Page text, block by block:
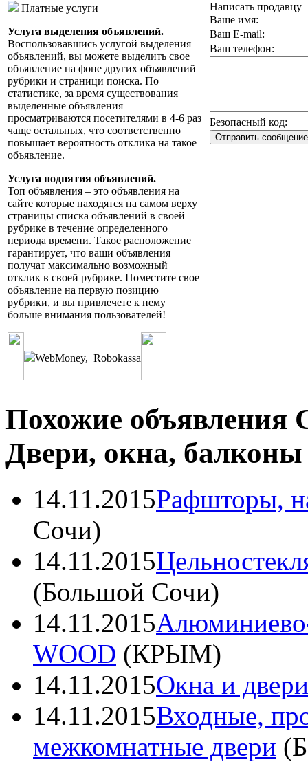
Платные услуги
Услуга выделения объявлений.
Воспользовавшись услугой выделения
объявлений, вы можете выделить свое
объявление на фоне других объявлений
рубрики и страници поиска. По
статистике, за время существования
выделенные объявления
просматриваются посетителями в 4-6 раз
чаще остальных, что соответственно
повышает вероятность отклика на такое
объявление.
Услуга поднятия объявлений.
Топ объявления – это объявления на
сайте которые находятся на самом верху
страницы списка объявлений в своей
рубрике в течение определенного
периода времени. Такое расположение
гарантирует, что ваши объявления
получат максимально возможный
отклик в своей рубрике. Поместите свое
объявление на первую позицию
рубрики, и вы привлечете к нему
больше внимания пользователей!
WebMoney, Robokassa
Написать продавцу
Ваше имя:
Ваш E-mail:
Ваш телефон:
Безопасный код:
Похожие объявления
Двери, окна, балконы
14.11.2015Рафшторы,
Сочи)
14.11.2015
(Большой Сочи)
14.11.2015
WOOD (КРЫМ)
14.11.2015Окна и
14.11.2015Входные,
межкомнатные двери (